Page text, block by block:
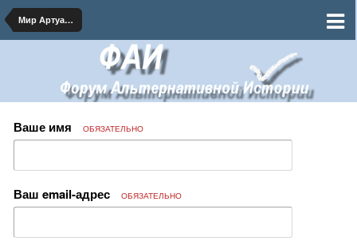
Мир Артуасской Династии
Ваше имя ОБЯЗАТЕЛЬНО
Ваш email-адрес ОБЯЗАТЕЛЬНО